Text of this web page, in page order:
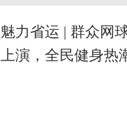
魅力省运 | 群众网
上演，全民健身热